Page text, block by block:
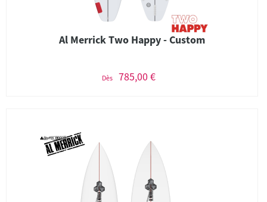
Al Merrick Two Happy - Custom
Dès 785,00 €